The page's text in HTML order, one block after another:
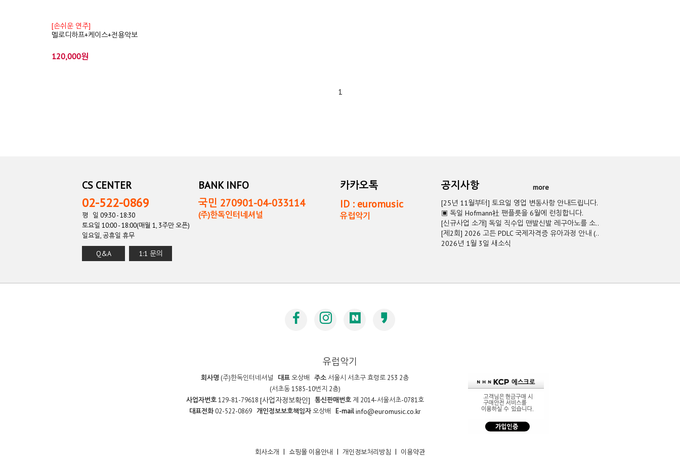
[손쉬운 연주]
멜로디하프+케이스+전용악보
120,000원
1
CS CENTER
02-522-0869
평 일 09:30 - 18:30
토요일 10:00 - 18:00(매월 1, 3주만 오픈)
일요일, 공휴일 휴무
Q&A 1:1 문의
BANK INFO
국민 270901-04-033114
(주)한독인터네셔널
카카오톡
ID : euromusic
유럽악기
공지사항
more
[25년 11월부터] 토요일 영업 변동사항 안내드립니다.
▣ 독일 Hofmann社 팬플릇을 6월에 런칭합니다.
[신규사업 소개] 독일 직수입 맨발신발 레구아노를 소..
[제2회] 2026 고든 PDLC 국제자격증 유아과정 안내 (..
2026년 1월 3일 새소식
유럽악기
회사명 (주)한독인터네셔널 대표오상배 주소 서울시 서초구 효령로 253 2층
(서초동 1585-10번지 2층)
사업자번호129-81-79618 [사업자정보확인] 통신판매번호제 2014-서울서초-0781호
대표전화02-522-0869 개인정보보호책임자오상배 E-mail info@euromusic.co.kr
회사소개 | 쇼핑몰 이용안내 | 개인정보처리방침 | 이용약관